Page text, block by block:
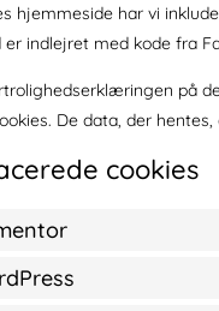
hjemmeside har vi
er indlejret med kode fra
på
De data, der
cookies